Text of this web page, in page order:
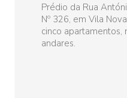
Prédio da Rua
Nº 326, em Vila
cinco apartamentos,
andares.